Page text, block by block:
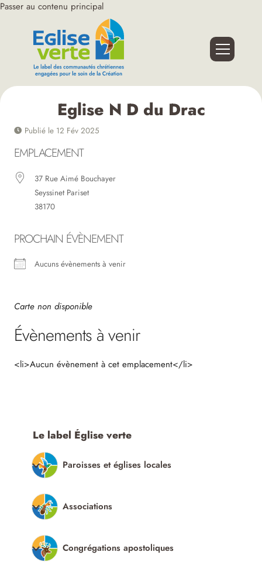
Passer au contenu principal
Le label Église verte
Paroisses et églises locales
Associations
Congrégations apostoliques
Eglise N D du Drac
Publié le 12 Fév 2025
EMPLACEMENT
37 Rue Aimé Bouchayer
Seyssinet Pariset
38170
PROCHAIN ÉVÈNEMENT
Aucuns évènements à venir
Carte non disponible
Évènements à venir
<li>Aucun évènement à cet emplacement</li>